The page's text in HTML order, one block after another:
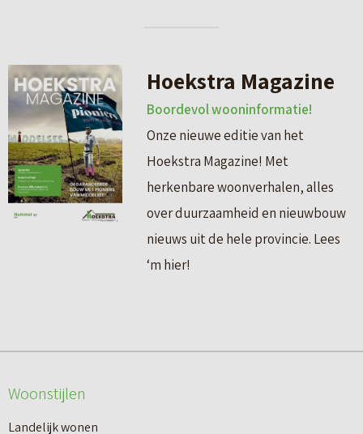
Hoekstra Magazine
Boordevol wooninformatie!
Onze nieuwe editie van het
Hoekstra Magazine! Met
herkenbare woonverhalen, alles
over duurzaamheid en nieuwbouw
nieuws uit de hele provincie. Lees
‘m hier!
Woonstijlen
Landelijk wonen